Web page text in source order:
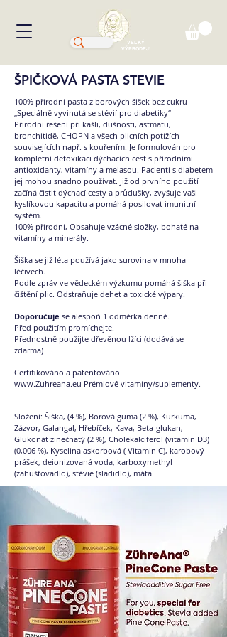
VELKÝ
VÝPRODEJ!
100% přírodní pasta z borových šišek bez cukru
„Speciálně vyvinutá se stévií pro diabetiky“
Přírodní řešení při kašli, dušnosti, astmatu,
bronchitidě, CHOPN a všech plicních potížích
souvisejících např. s kouřením. Je formulován pro
kompletní detoxikaci dýchacích cest s přírodními
antioxidanty, vitamíny a melasou. Pacienti s diabetem
jej mohou snadno používat. Již od prvního použití
začíná čistit dýchací cesty a průdušky, zvyšuje vaši
kyslíkovou kapacitu a pomáhá posilovat imunitní
systém.
100% přírodní, Obsahuje vzácné složky, bohaté na
vitamíny a minerály.
Šiška se již léta používá jako surovina v mnoha
léčivech.
Podle zpráv ve vědeckém výzkumu pomáhá šiška při
čištění plic. Odstraňuje dehet a toxické výpary.
Doporučuje se alespoň 1 odměrka denně.
Před použitím promíchejte.
Přednostně použijte dřevěnou lžíci (dodává se
zdarma)
Certifikováno a patentováno.
www.Zuhreana.eu Prémiové vitamíny/suplementy.
Složení: Šiška, (4 %), Borová guma (2 %), Kurkuma,
Zázvor, Galangal, Hřebíček, Kava, Beta-glukan,
Glukonát zinečnatý (2 %), Cholekalciferol (vitamín D3)
(0,006 %), Kyselina askorbová ( Vitamin C), karobový
prášek, deionizovaná voda, karboxymethyl
(zahušťovadlo), stévie (sladidlo), máta.
ŠPIČKOVÁ PASTA STEVIE